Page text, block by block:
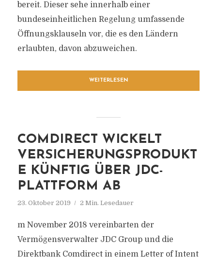
bereit. Dieser sehe innerhalb einer
bundeseinheitlichen Regelung umfassende
Öffnungsklauseln vor, die es den Ländern
erlaubten, davon abzuweichen.
WEITERLESEN
COMDIRECT WICKELT
VERSICHERUNGSPRODUKT
E KÜNFTIG ÜBER JDC-
PLATTFORM AB
23. Oktober 2019 2 Min. Lesedauer
m November 2018 vereinbarten der
Vermögensverwalter JDC Group und die
Direktbank Comdirect in einem Letter of Intent